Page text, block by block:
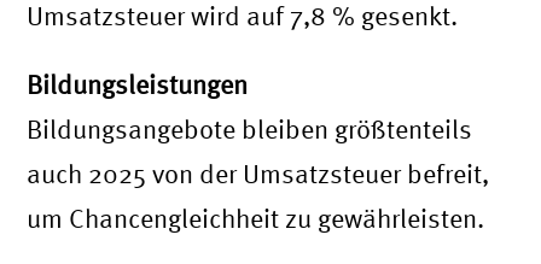
Umsatzsteuer wird auf 7,8 % gesenkt.
Bildungsleistungen
Bildungsangebote bleiben größtenteils
auch 2025 von der Umsatzsteuer befreit,
um Chancengleichheit zu gewährleisten.